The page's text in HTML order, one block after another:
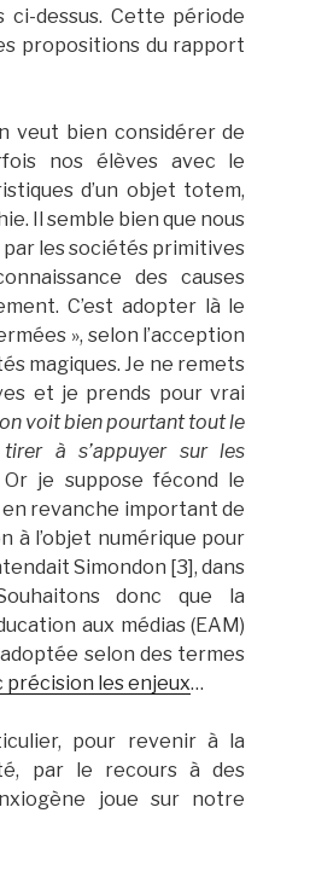
ci-dessus. Cette période
propositions du rapport
veut bien considérer de
nos élèves avec le
d’un objet totem,
Il semble bien que nous
les sociétés primitives
des causes
C’est adopter là le
», selon l’acception
magiques. Je ne remets
et je prends pour vrai
on voit bien pourtant tout le
à s’appuyer sur les
je suppose fécond le
revanche important de
à l’objet numérique pour
Simondon [3], dans
donc que la
aux médias (EAM)
selon des termes
les enjeux…
pour revenir à la
par le recours à des
joue sur notre